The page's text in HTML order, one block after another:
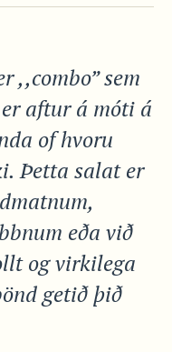
,,combo” sem
aftur á móti á
of hvoru
Þetta salat er
eða við
og virkilega
getið þið